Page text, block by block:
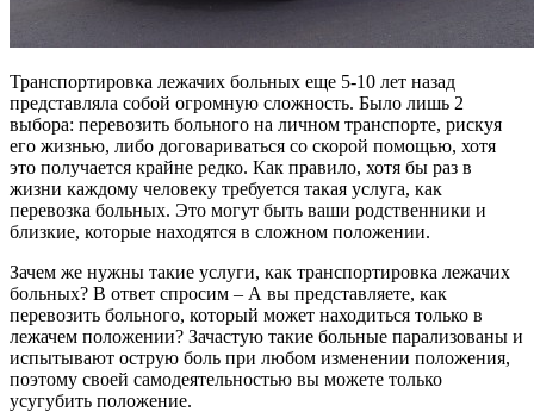
Транспортировка лежачих больных еще 5-10 лет назад
представляла собой огромную сложность. Было лишь 2
выбора: перевозить больного на личном транспорте, рискуя
его жизнью, либо договариваться со скорой помощью, хотя
это получается крайне редко. Как правило, хотя бы раз в
жизни каждому человеку требуется такая услуга, как
перевозка больных. Это могут быть ваши родственники и
близкие, которые находятся в сложном положении.
Зачем же нужны такие услуги, как транспортировка лежачих
больных? В ответ спросим – А вы представляете, как
перевозить больного, который может находиться только в
лежачем положении? Зачастую такие больные парализованы и
испытывают острую боль при любом изменении положения,
поэтому своей самодеятельностью вы можете только
усугубить положение.